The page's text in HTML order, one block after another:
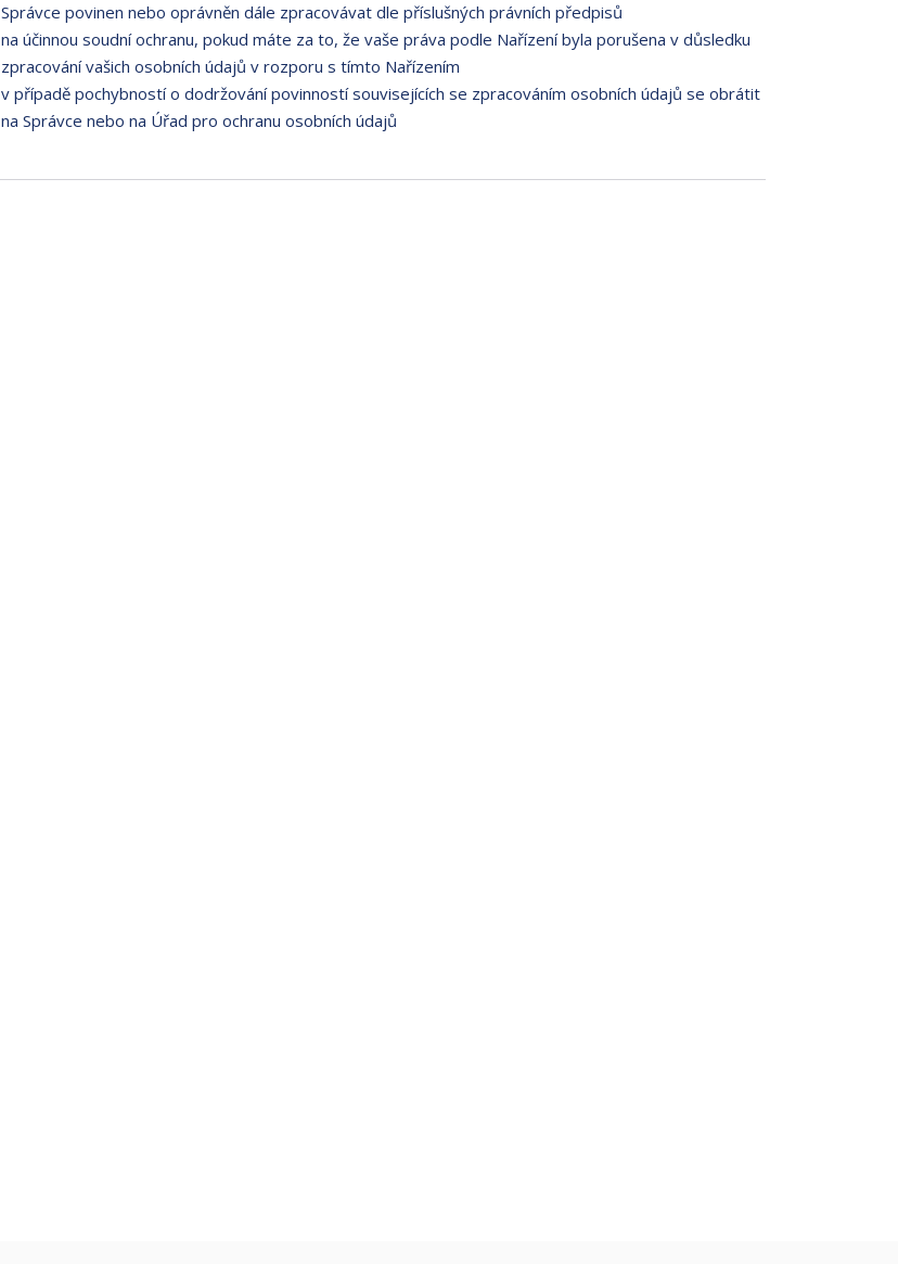
Správce povinen nebo oprávněn dále zpracovávat dle příslušných právních předpisů
na účinnou soudní ochranu, pokud máte za to, že vaše práva podle Nařízení byla porušena v důsledku
zpracování vašich osobních údajů v rozporu s tímto Nařízením
v případě pochybností o dodržování povinností souvisejících se zpracováním osobních údajů se obrátit
na Správce nebo na Úřad pro ochranu osobních údajů